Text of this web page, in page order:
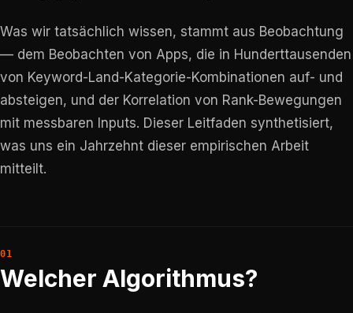
Was wir tatsächlich wissen, stammt aus Beobachtung
— dem Beobachten von Apps, die in Hunderttausenden
von Keyword-Land-Kategorie-Kombinationen auf- und
absteigen, und der Korrelation von Rank-Bewegungen
mit messbaren Inputs. Dieser Leitfaden synthetisiert,
was uns ein Jahrzehnt dieser empirischen Arbeit
mitteilt.
Welcher Algorithmus?